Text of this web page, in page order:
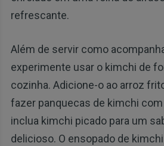
refrescante.
Além de servir como
experimente usar o kimchi de
cozinha. Adicione-o ao arroz
fazer panquecas de kimchi
inclua kimchi picado para um
delicioso. O ensopado de